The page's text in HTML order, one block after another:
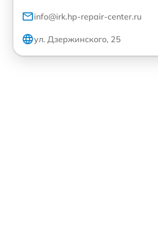
info@irk.hp-repair-center.ru
ул. Дзержинского, 25